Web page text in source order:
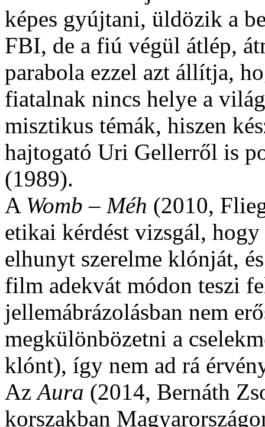
képes gyújtani, üldözik a
FBI, de a fiú végül átlép,
parabola ezzel azt állítja,
fiatalnak nincs helye a
misztikus témák, hiszen
hajtogató Uri Gellerről is
(1989).
A Womb – Méh (2010,
etikai kérdést vizsgál,
elhunyt szerelme klónját,
film adekvát módon teszi
jellemábrázolásban nem
megkülönbözetni a
klónt), így nem ad rá
AzAura (2014, Bernáth
korszakban